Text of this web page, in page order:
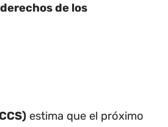
de los
estima que el próximo